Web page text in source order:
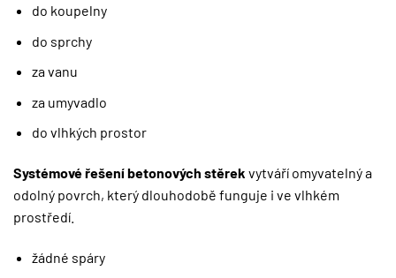
do koupelny
do sprchy
za vanu
za umyvadlo
do vlhkých prostor
Systémové řešení betonových stěrek vytváří omyvatelný a
odolný povrch, který dlouhodobě funguje i ve vlhkém
prostředí.
žádné spáry